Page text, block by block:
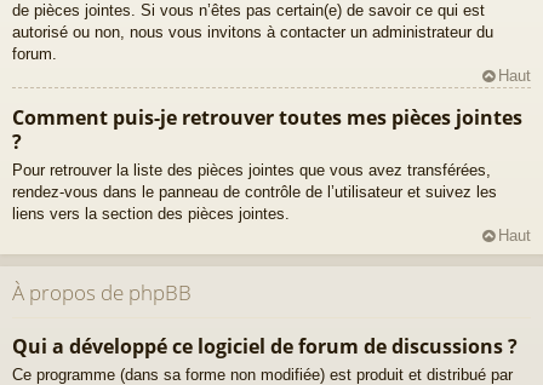
de pièces jointes. Si vous n’êtes pas certain(e) de savoir ce qui est
autorisé ou non, nous vous invitons à contacter un administrateur du
forum.
Haut
Comment puis-je retrouver toutes mes pièces jointes
?
Pour retrouver la liste des pièces jointes que vous avez transférées,
rendez-vous dans le panneau de contrôle de l’utilisateur et suivez les
liens vers la section des pièces jointes.
Haut
À propos de phpBB
Qui a développé ce logiciel de forum de discussions ?
Ce programme (dans sa forme non modifiée) est produit et distribué par